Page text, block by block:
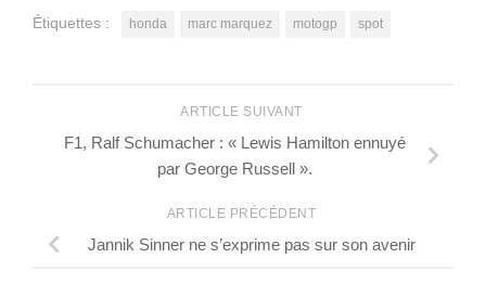
Étiquettes : honda marc marquez motogp spot
ARTICLE SUIVANT
F1, Ralf Schumacher : « Lewis Hamilton ennuyé
par George Russell ».
ARTICLE PRÉCÉDENT
Jannik Sinner ne s’exprime pas sur son avenir